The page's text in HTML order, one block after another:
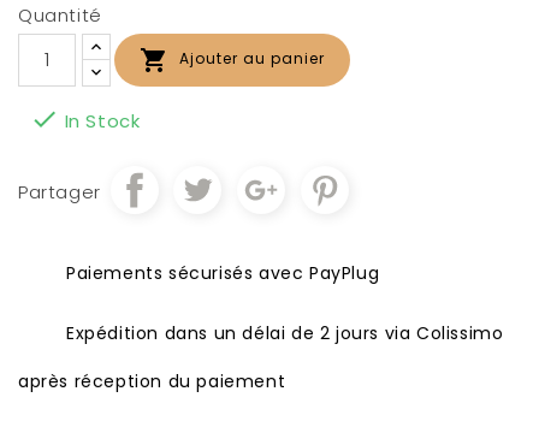
Quantité
 Ajouter au panier
 In Stock
Partager
Paiements sécurisés avec PayPlug
Expédition dans un délai de 2 jours via Colissimo
après réception du paiement